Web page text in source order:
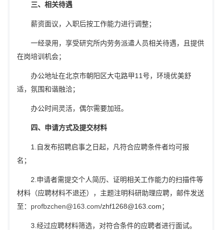
三、相关待遇
薪资面议，入职后按工作能力进行调整；
一经录用，享受研究所内劳务派遣人员相关待遇，且提供
在岗培训机会；
办公地址在北京市朝阳区大屯路甲11号，环境优美舒
适，氛围和谐融洽；
办公时间灵活，偶尔需要加班。
四、申请方式及提交材料
1. 自发布招聘启事之日起，凡符合应聘条件者均可报
名；
2. 申请者需提交个人简历、证明相关工作能力的扫描件等
材料（应聘材料不退还），主题注明科研助理应聘，邮件发送
至： profbzchen@163.com/zhf1268@163.com；
3.经过应聘材料筛选，对符合条件的应聘者进行面试。